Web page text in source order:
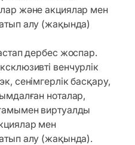
және акциялар мен
алу (жақында)
дербес жоспар.
венчурлік
сенімгерлік басқару,
ноталар,
виртуалды
мен
алу (жақында).